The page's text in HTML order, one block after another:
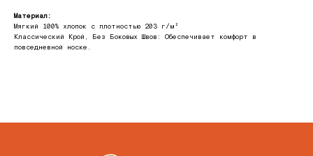
Материал:
Мягкий 100% хлопок с плотностью 203 г/м²
Классический Крой, Без Боковых Швов: Обеспечивает комфорт в
повседневной носке.